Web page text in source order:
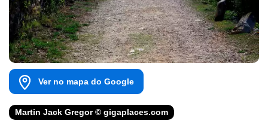
Ver no mapa do Google
Martin Jack Gregor © gigaplaces.com